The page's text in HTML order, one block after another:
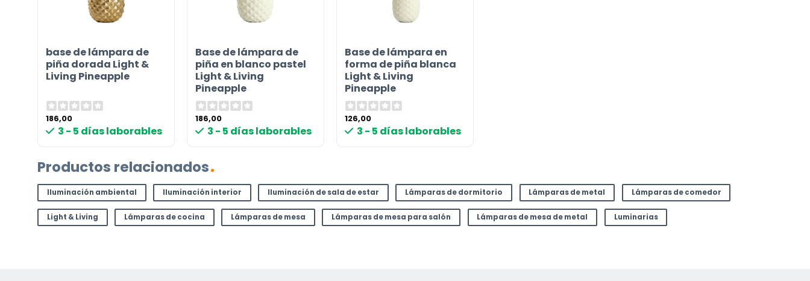
base de lámpara de
piña dorada Light &
Living Pineapple
186,00
3 - 5 días laborables
Base de lámpara de
piña en blanco pastel
Light & Living
Pineapple
186,00
3 - 5 días laborables
Base de lámpara en
forma de piña blanca
Light & Living
Pineapple
126,00
3 - 5 días laborables
Productos relacionados
Iluminación ambiental Iluminación interior Iluminación de sala de estar Lámparas de dormitorio Lámparas de metal Lámparas de comedor
Light & Living Lámparas de cocina Lámparas de mesa Lámparas de mesa para salón Lámparas de mesa de metal Luminarias